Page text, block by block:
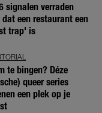
signalen verraden
een restaurant een
trap' is
te bingen? Déze
queer series
een plek op je